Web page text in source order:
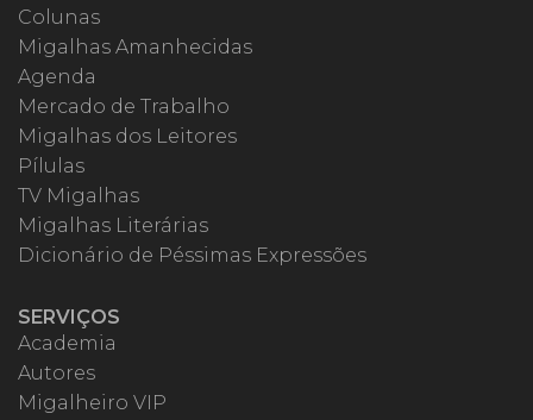
Colunas
Migalhas Amanhecidas
Agenda
Mercado de Trabalho
Migalhas dos Leitores
Pílulas
TV Migalhas
Migalhas Literárias
Dicionário de Péssimas Expressões
SERVIÇOS
Academia
Autores
Migalheiro VIP